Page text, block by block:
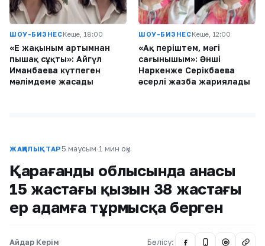
ШОУ-БИЗНЕСКеше, 18:00
«Ең жақыным артымнан
пышақ сұқты»: Айгүл
Иманбаева күтпеген
мәлімдеме жасады
ШОУ-БИЗНЕСКеше, 12:00
«Ақ періштем, мәңгі
сағынышым»: Әнші
Наркенже Серікбаева
әсерлі жазба жариялады
ЖАҢАЛЫҚТАР 5 маусым·1 мин оқу
Қарағанды облысында анасы
15 жастағы қызын 38 жастағы
ер адамға тұрмысқа берген
Айдар Керім Бөлісу: @